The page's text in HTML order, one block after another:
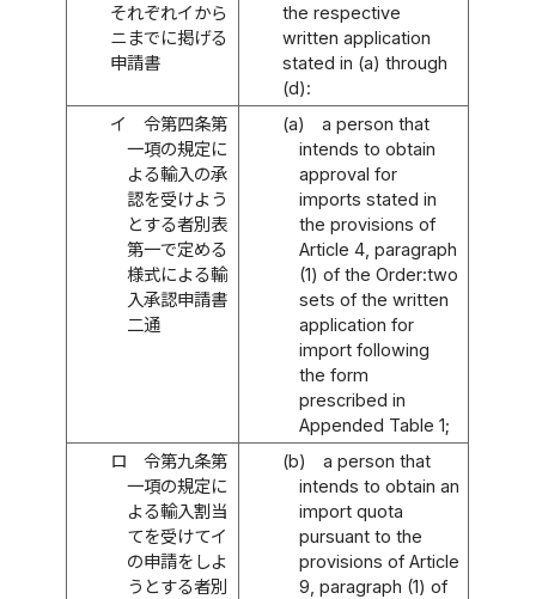
それぞれイから
ニまでに掲げる
申請書
the respective
written application
stated in (a) through
(d):
イ
令第四条第
一項の規定に
よる輸入の承
認を受けよう
とする者別表
第一で定める
様式による輸
入承認申請書
二通
(a)
a person that
intends to obtain
approval for
imports stated in
the provisions of
Article 4, paragraph
(1) of the Order:two
sets of the written
application for
import following
the form
prescribed in
Appended Table 1;
ロ
令第九条第
一項の規定に
よる輸入割当
てを受けてイ
の申請をしよ
うとする者別
(b)
a person that
intends to obtain an
import quota
pursuant to the
provisions of Article
9, paragraph (1) of